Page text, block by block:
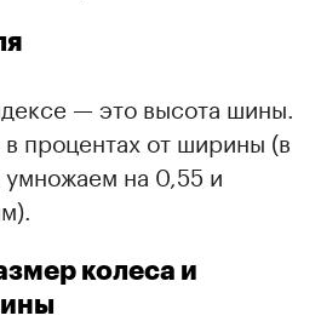
— это высота шины.
процентах от ширины (в
на 0,55 и
колеса и